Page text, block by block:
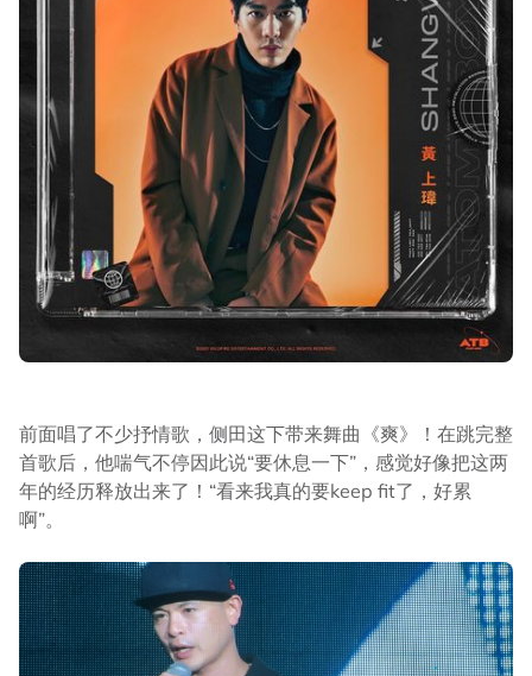
前面唱了不少抒情歌，侧田这下带来舞曲《爽》！在跳完整
首歌后，他喘气不停因此说“要休息一下”，感觉好像把这两
年的经历释放出来了！“看来我真的要keep fit了，好累
啊”。